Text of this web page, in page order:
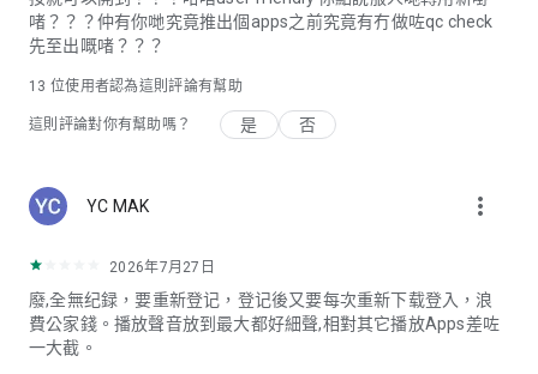
啫？？？仲有你哋究竟推出個apps之前究竟有冇做咗qc check
先至出嘅啫？？？
13 位使用者認為這則評論有幫助
這則評論對你有幫助嗎？ 是 否
YC MAK more_vert
2026年7月27日
廢,全無纪録，要重新登记，登记後又要每次重新下载登入，浪
費公家錢。播放聲音放到最大都好細聲,相對其它播放Apps差咗
一大截。